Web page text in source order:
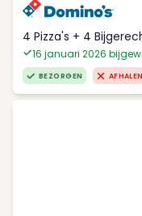
4 Pizza's + 4
16 januari 2026
BEZORGEN AFHALEN